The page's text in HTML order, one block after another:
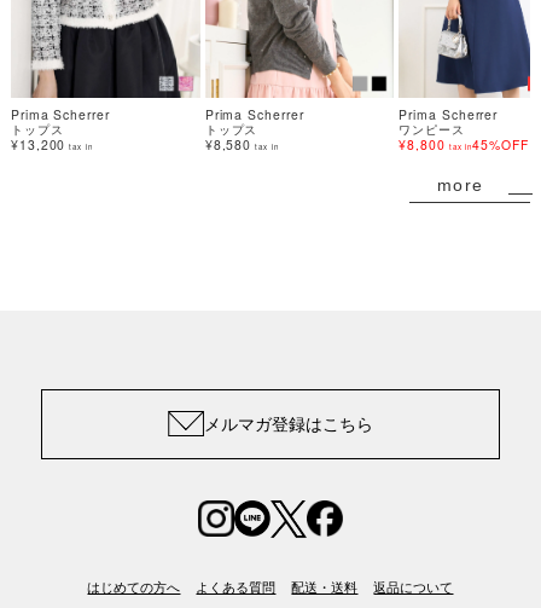
Prima Scherrer
トップス
¥13,200 tax in
Prima Scherrer
トップス
¥8,580 tax in
Prima Scherrer
ワンピース
¥8,800 tax in45%OFF
more
メルマガ登録はこちら
はじめての方へ よくある質問 配送・送料 返品について